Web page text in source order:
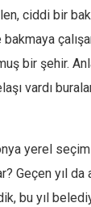
ciddi bir
bir şehir.
vardı
yerel
Geçen yıl da
bu yıl